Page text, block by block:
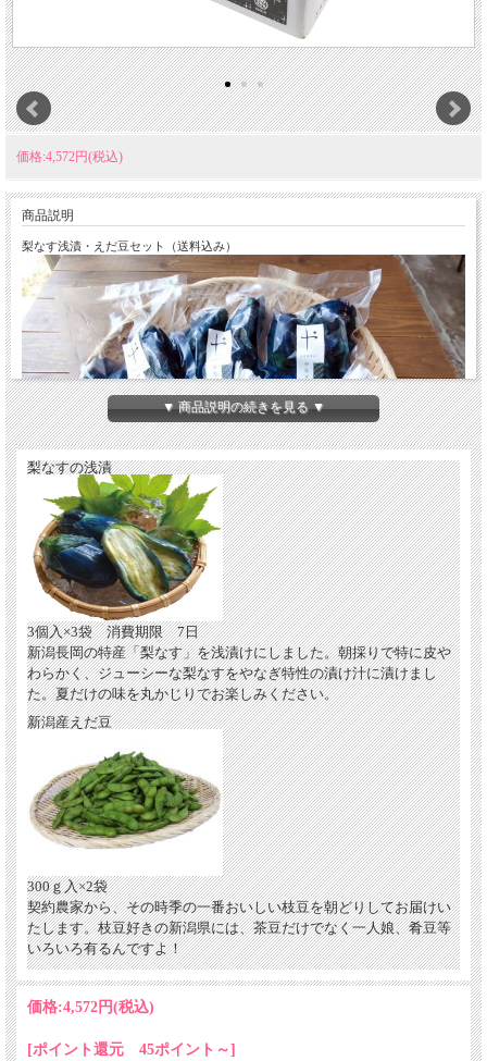
価格:4,572円(税込)
商品説明
梨なす浅漬・えだ豆セット（送料込み）
新潟の夏はこれ！梨茄子とえだ豆
お届けは７月より発送いたします。
人気の「梨なすの浅漬」と、「えだ豆」は新潟を代表する夏の名産品
この２つがあれば暑い夏のビールが美味しい！
▼ 商品説明の続きを見る ▼
梨なすの浅漬
3個入×3袋 消費期限 7日
新潟長岡の特産「梨なす」を浅漬けにしました。朝採りで特に皮や
わらかく、ジューシーな梨なすをやなぎ特性の漬け汁に漬けまし
た。夏だけの味を丸かじりでお楽しみください。
新潟産えだ豆
300ｇ入×2袋
契約農家から、その時季の一番おいしい枝豆を朝どりしてお届けい
たします。枝豆好きの新潟県には、茶豆だけでなく一人娘、肴豆等
いろいろ有るんですよ！
価格:4,572円(税込)
[ポイント還元 45ポイント～]